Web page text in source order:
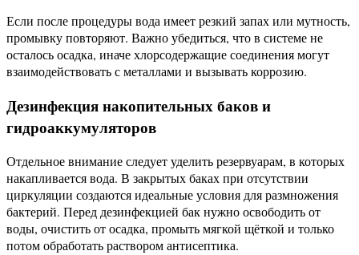
Если после процедуры вода имеет резкий запах или мутность,
промывку повторяют. Важно убедиться, что в системе не
осталось осадка, иначе хлорсодержащие соединения могут
взаимодействовать с металлами и вызывать коррозию.
Дезинфекция накопительных баков и
гидроаккумуляторов
Отдельное внимание следует уделить резервуарам, в которых
накапливается вода. В закрытых баках при отсутствии
циркуляции создаются идеальные условия для размножения
бактерий. Перед дезинфекцией бак нужно освободить от
воды, очистить от осадка, промыть мягкой щёткой и только
потом обработать раствором антисептика.